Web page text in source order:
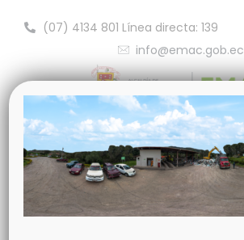
info@emac.gob.ec
(07) 4134 801 Línea directa: 139
febrero 25, 2024